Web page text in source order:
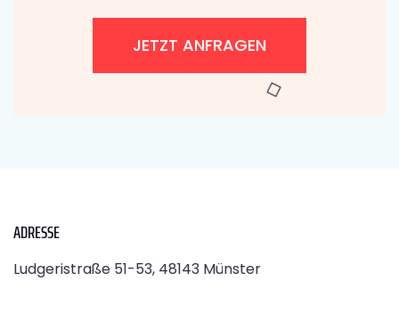
JETZT ANFRAGEN
ADRESSE
Ludgeristraße 51-53, 48143 Münster